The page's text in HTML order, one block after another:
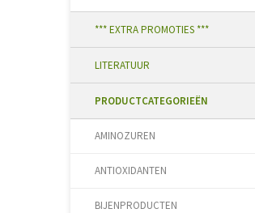
*** EXTRA PROMOTIES ***
LITERATUUR
PRODUCTCATEGORIEËN
AMINOZUREN
ANTIOXIDANTEN
BIJENPRODUCTEN